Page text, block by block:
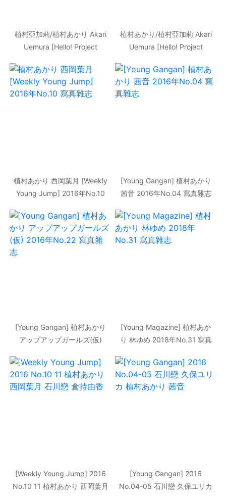
植村亞加莉/植村あかり Akari
Uemura [Hello! Project
植村あかり/植村亞加莉 Akari
Uemura [Hello! Project
植村あかり 西岡葉月 [Weekly
Young Jump] 2016年No.10
[Young Gangan] 植村あかり
茜音 2016年No.04 寫真雜志
[Young Gangan] 植村あかり
アップアップガールズ(仮)
[Young Magazine] 植村あか
り 林ゆめ 2018年No.31 寫真
[Weekly Young Jump] 2016
No.10 11 植村あかり 西岡葉月
[Young Gangan] 2016
No.04-05 石川戀 久保ユリカ